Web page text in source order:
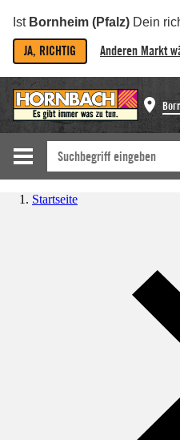
Ist Bornheim (Pfalz) Dein
JA, RICHTIG Anderen Markt
Startseite